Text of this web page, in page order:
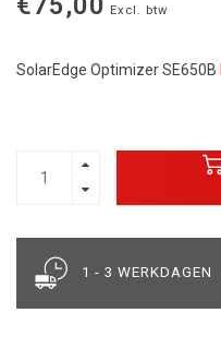
Excl. btw
SolarEdge Optimizer SE650B
1 - 3 WERKDAGEN